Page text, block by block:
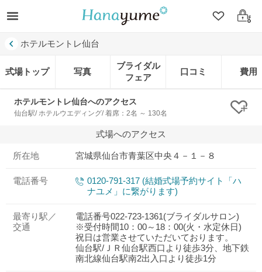
クリップ
ログ
ホテルモントレ仙台
式場トップ 写真
ブライダル
フェア
口コミ 費用
ホテルモントレ仙台へのアクセス
仙台駅/ ホテルウエディング/ 着席：2名 ～ 130名 ク
式場へのアクセス
所在地 宮城県仙台市青葉区中央４－１－８
電話番号
0120-791-317 (結婚式場予約サイト「ハ
ナユメ」に繋がります)
最寄り駅／
交通
電話番号022-723-1361(ブライダルサロン)
※受付時間10：00～18：00(火・水定休日)
祝日は営業させていただいております。
仙台駅/ＪＲ仙台駅西口より徒歩3分、地下鉄
南北線仙台駅南2出入口より徒歩1分